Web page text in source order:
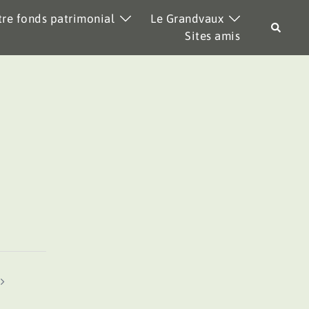
fonds patrimonial
Le Grandvaux
Sites amis